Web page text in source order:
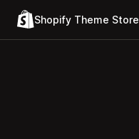
Shopify Theme Store